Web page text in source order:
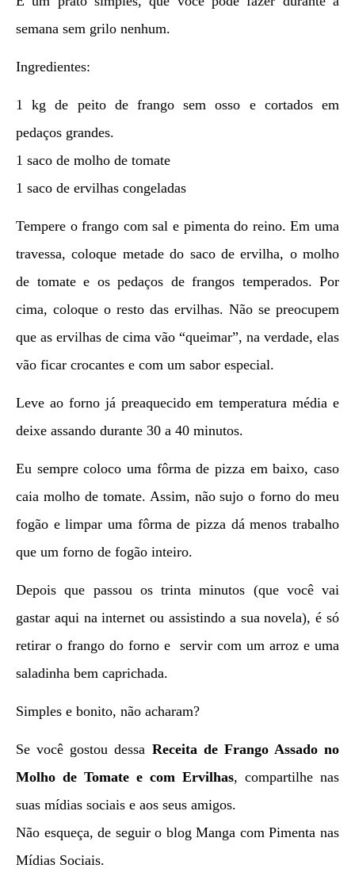
semana sem grilo nenhum.
Ingredientes:
1 kg de peito de frango sem osso e cortados em
pedaços grandes.
1 saco de molho de tomate
1 saco de ervilhas congeladas
Tempere o frango com sal e pimenta do reino. Em uma
travessa, coloque metade do saco de ervilha, o molho
de tomate e os pedaços de frangos temperados. Por
cima, coloque o resto das ervilhas. Não se preocupem
que as ervilhas de cima vão “queimar”, na verdade, elas
vão ficar crocantes e com um sabor especial.
Leve ao forno já preaquecido em temperatura média e
deixe assando durante 30 a 40 minutos.
Eu sempre coloco uma fôrma de pizza em baixo, caso
caia molho de tomate. Assim, não sujo o forno do meu
fogão e limpar uma fôrma de pizza dá menos trabalho
que um forno de fogão inteiro.
Depois que passou os trinta minutos (que você vai
gastar aqui na internet ou assistindo a sua novela), é só
retirar o frango do forno e servir com um arroz e uma
saladinha bem caprichada.
Simples e bonito, não acharam?
Se você gostou dessa Receita de Frango Assado no
Molho de Tomate e com Ervilhas, compartilhe nas
suas mídias sociais e aos seus amigos.
Não esqueça, de seguir o blog Manga com Pimenta nas
Mídias Sociais.